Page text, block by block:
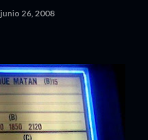
junio 26, 2008